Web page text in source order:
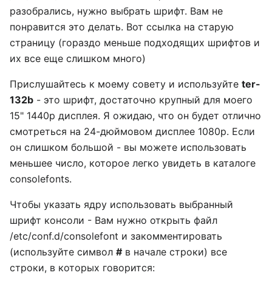
разобрались, нужно выбрать шрифт. Вам не
понравится это делать. Вот ссылка на старую
страницу (гораздо меньше подходящих шрифтов и
их все еще слишком много)
Прислушайтесь к моему совету и используйте ter-
132b - это шрифт, достаточно крупный для моего
15" 1440p дисплея. Я ожидаю, что он будет отлично
смотреться на 24-дюймовом дисплее 1080p. Если
он слишком большой - вы можете использовать
меньшее число, которое легко увидеть в каталоге
consolefonts.
Чтобы указать ядру использовать выбранный
шрифт консоли - Вам нужно открыть файл
/etc/conf.d/consolefont и закомментировать
(используйте символ # в начале строки) все
строки, в которых говорится: